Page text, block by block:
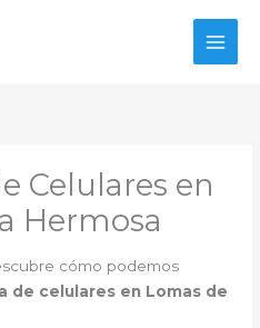
Celulares en
Hermosa
cómo podemos
de celulares en Lomas de